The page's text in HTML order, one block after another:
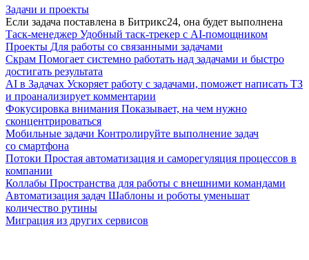
Задачи и проекты
Если задача поставлена в Битрикс24, она будет выполнена
Таск-менеджер Удобный таск-трекер с AI-помощником
Проекты Для работы со связанными задачами
Скрам Помогает системно работать над задачами и быстро
достигать результата
AI в Задачах Ускоряет работу с задачами, поможет написать ТЗ
и проанализирует комментарии
Фокусировка внимания Показывает, на чем нужно
сконцентрироваться
Мобильные задачи Контролируйте выполнение задач
со смартфона
Потоки Простая автоматизация и саморегуляция процессов в
компании
Коллабы Пространства для работы с внешними командами
Автоматизация задач Шаблоны и роботы уменьшат
количество рутины
Миграция из других сервисов